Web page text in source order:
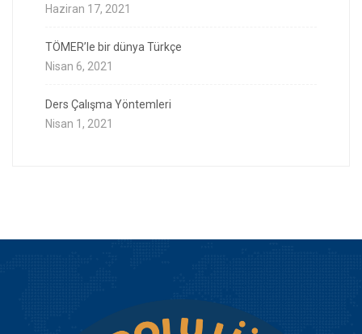
Haziran 17, 2021
TÖMER’le bir dünya Türkçe
Nisan 6, 2021
Ders Çalışma Yöntemleri
Nisan 1, 2021